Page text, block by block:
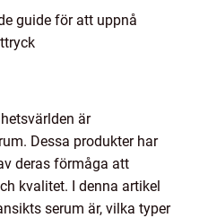
guide för att uppnå
är
Dessa produkter har
deras förmåga att
kvalitet. I denna artikel
serum är, vilka typer